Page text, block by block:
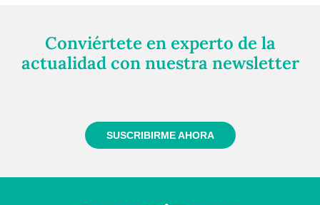
Conviértete en experto de la
actualidad con nuestra newsletter
SUSCRIBIRME AHORA